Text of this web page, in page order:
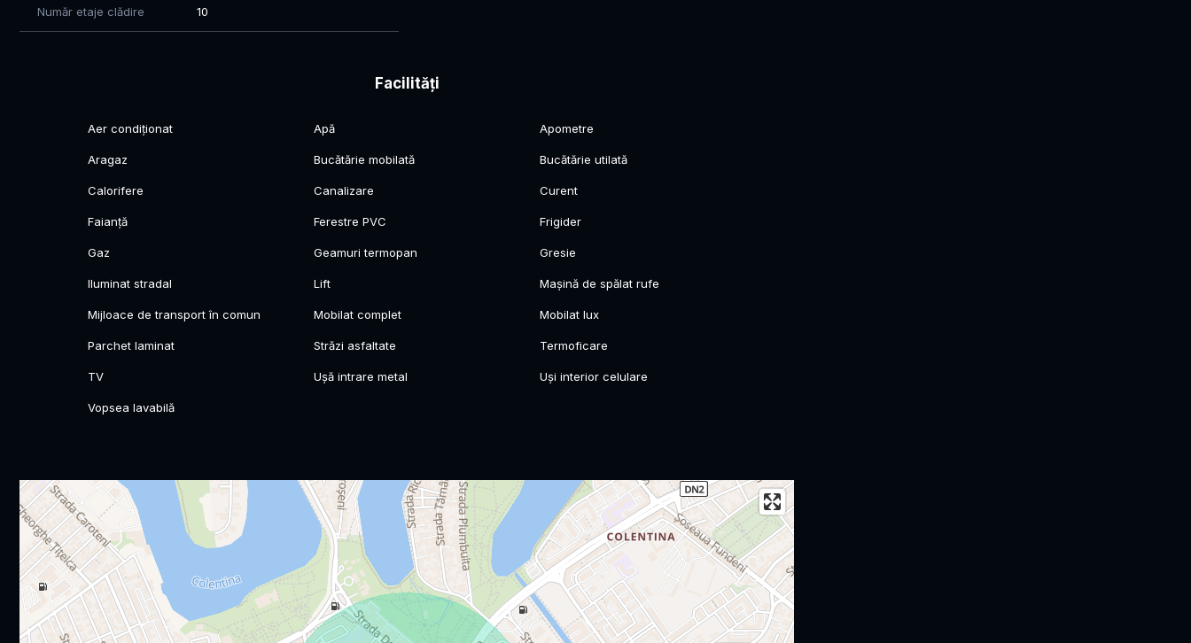
Număr etaje clădire 10
Facilități
Aer condiționat Apă Apometre
Aragaz Bucătărie mobilată Bucătărie utilată
Calorifere Canalizare Curent
Faianță Ferestre PVC Frigider
Gaz Geamuri termopan Gresie
Iluminat stradal Lift Mașină de spălat rufe
Mijloace de transport în comun Mobilat complet Mobilat lux
Parchet laminat Străzi asfaltate Termoficare
TV Ușă intrare metal Uși interior celulare
Vopsea lavabilă